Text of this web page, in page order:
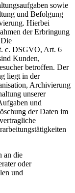
sowie
und Befolgung
Hierbei
der Erbringung
c. DSGVO, Art. 6
Kunden,
betroffen. Der
liegt in der
Archivierung
unserer
und
der Daten im
an die
oder
und